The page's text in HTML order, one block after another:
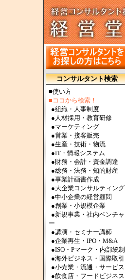
コンサルタント検索
■使い方
■ココから検索！
●組織・人事制度
● 人材採用・教育研修
●マーケティング
●営業・接客販売
●生産・技術・物流
●IT・情報システム
●財務・会計・資金調達
●総務・法務・知的財産
●事業計画書作成
●大企業コンサルティング
●中小企業の経営顧問
●創業・小規模企業
●新規事業・社内ベンチャ
ー
●講演・セミナー講師
●企業再生・IPO・M&A
●ISO・Pマーク・内部統制
●海外ビジネス・国際取引
●小売業・流通・サービス
●飲食店・フードビジネス